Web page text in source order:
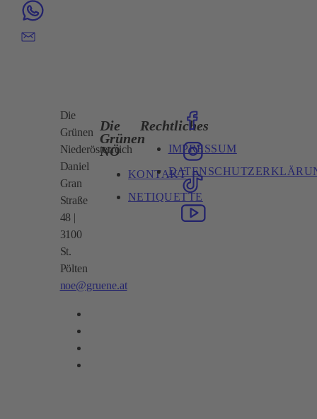
Die
Grünen
Niederösterreich
Daniel
Gran
Straße
48 |
3100
St.
Pölten
noe@gruene.at
Die
Grünen
NÖ
KONTAKT
NETIQUETTE
Rechtliches
IMPRESSUM